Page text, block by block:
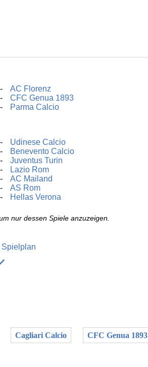
AC Florenz
CFC Genua 1893
Parma Calcio
Udinese Calcio
Benevento Calcio
Juventus Turin
Lazio Rom
AC Mailand
AS Rom
Hellas Verona
nur dessen Spiele anzuzeigen.
Spielplan
Cagliari Calcio CFC Genua 1893